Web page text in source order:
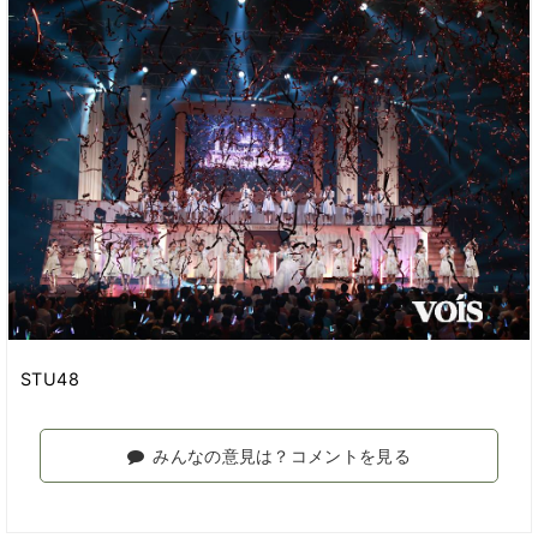
STU48
みんなの意見は？コメントを見る